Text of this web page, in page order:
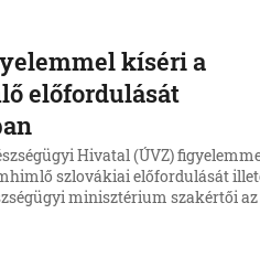
kíséri a
előfordulását
Hivatal (ÚVZ)
szlovákiai előfordulását
minisztérium szakértői
figyelemmel kíséri a helyzetet.